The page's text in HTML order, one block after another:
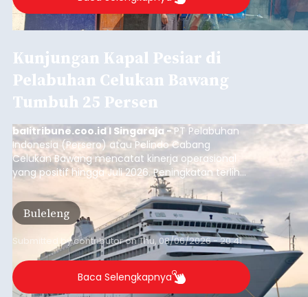
Kunjungan Kapal Pesiar di
Pelabuhan Celukan Bawang
Tumbuh 25 Persen
balitribune.coo.id I Singaraja -PT Pelabuhan
Indonesia (Persero) atau Pelindo Cabang
Celukan Bawang mencatat kinerja operasional
yang positif hingga Juli 2026. Peningkatan terlihat
dari arus kapal yang mencapai 1,48 juta Gross
Tonnage (GT), atau tumbuh 12,4 persen
dibandingkan periode yang sama tahun lalu
yang tercatat sebesar 1,32 juta GT.
Buleleng
Submitted bycontributoronThu, 08/06/2026 - 20:41
Baca Selengkapnya